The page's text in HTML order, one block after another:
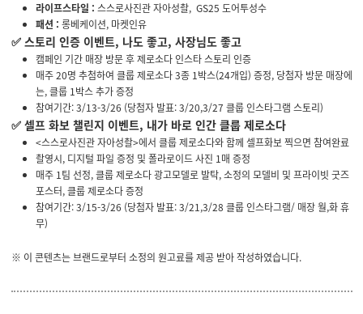
라이프스타일 : 스스로사진관 자아성촬, GS25 도어투성수
패션 : 롱베케이션, 마켓인유
✅ 스토리 인증 이벤트, 나도 좋고, 사장님도 좋고
캠페인 기간 매장 방문 후 제로소다 인스타 스토리 인증
매주 20명 추첨하여 클룹 제로소다 3종 1박스(24개입) 증정, 당첨자 방문 매장에
는, 클룹 1박스 추가 증정
참여기간: 3/13-3/26 (당첨자 발표: 3/20,3/27 클룹 인스타그램 스토리)
✅ 셀프 화보 챌린지 이벤트, 내가 바로 인간 클룹 제로소다
<스스로사진관 자아성촬>에서 클룹 제로소다와 함께 셀프화보 찍으면 참여완료
촬영시, 디지털 파일 증정 및 폴라로이드 사진 1매 증정
매주 1팀 선정, 클룹 제로소다 광고모델로 발탁, 소정의 모델비 및 프라이빗 굿즈
포스터, 클룹 제로소다 증정
참여기간: 3/15-3/26 (당첨자 발표: 3/21,3/28 클룹 인스타그램/ 매장 월,화 휴
무)
※ 이 콘텐츠는 브랜드로부터 소정의 원고료를 제공 받아 작성하였습니다.